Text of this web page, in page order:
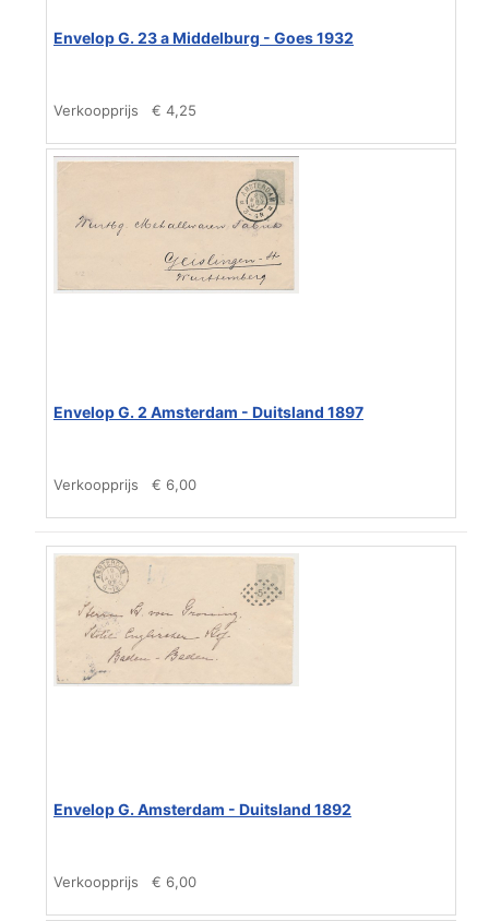
Envelop G. 23 a Middelburg - Goes 1932
Verkoopprijs € 4,25
Envelop G. 2 Amsterdam - Duitsland 1897
Verkoopprijs € 6,00
Envelop G. Amsterdam - Duitsland 1892
Verkoopprijs € 6,00